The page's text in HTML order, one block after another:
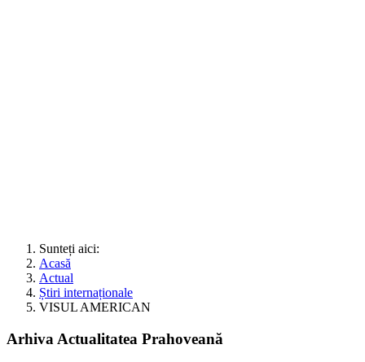
Sunteți aici:
Acasă
Actual
Știri internaționale
VISUL AMERICAN
Arhiva Actualitatea Prahoveană